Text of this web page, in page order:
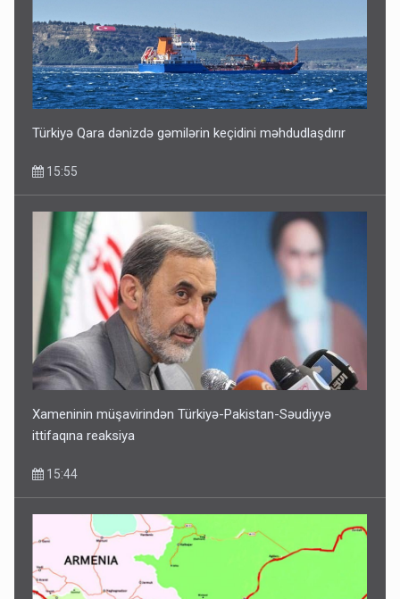
Türkiyə Qara dənizdə gəmilərin keçidini məhdudlaşdırır
15:55
Xameninin müşavirindən Türkiyə-Pakistan-Səudiyyə
ittifaqına reaksiya
15:44